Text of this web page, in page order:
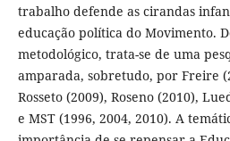
trabalho defende as cirandas
educação política do Movimento.
metodológico, trata-se de uma
amparada, sobretudo, por Freire
Rosseto (2009), Roseno (2010),
e MST (1996, 2004, 2010). A